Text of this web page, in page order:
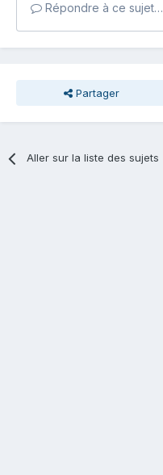
Répondre à ce sujet…
Partager
Aller sur la liste des sujets